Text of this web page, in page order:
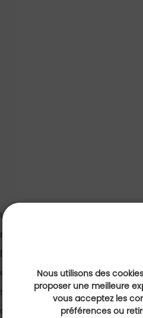
Nous utilisons des
proposer une meilleure
vous acceptez les
préférences ou
Une petite révolution, initiée
réveillé un jour avec l’idée
l’agrandissement étaient
extension, deviendra ainsi
sur les par 3, et le
d’une standardisation.Le